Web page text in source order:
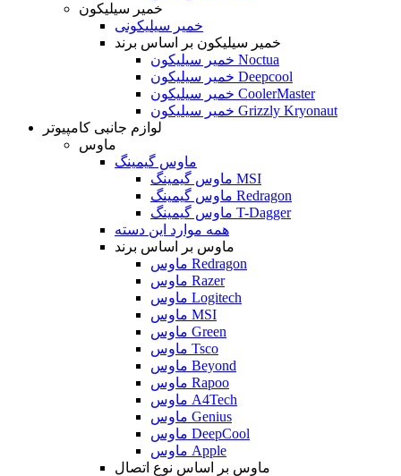
خمیر سیلیکون
خمیر سیلیکونی
خمیر سیلیکون بر اساس برند
خمیر سیلیکون Noctua
خمیر سیلیکون Deepcool
خمیر سیلیکون CoolerMaster
خمیر سیلیکون Grizzly Kryonaut
لوازم جانبی کامپیوتر
ماوس
ماوس گیمینگ
ماوس گیمینگ MSI
ماوس گیمینگ Redragon
ماوس گیمینگ T-Dagger
همه موارد این دسته
ماوس بر اساس برند
ماوس Redragon
ماوس Razer
ماوس Logitech
ماوس MSI
ماوس Green
ماوس Tsco
ماوس Beyond
ماوس Rapoo
ماوس A4Tech
ماوس Genius
ماوس DeepCool
ماوس Apple
ماوس بر اساس نوع اتصال